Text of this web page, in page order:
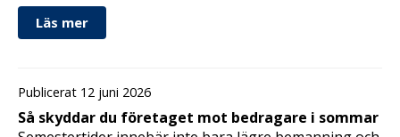
Läs mer
Publicerat 12 juni 2026
Så skyddar du företaget mot bedragare i sommar